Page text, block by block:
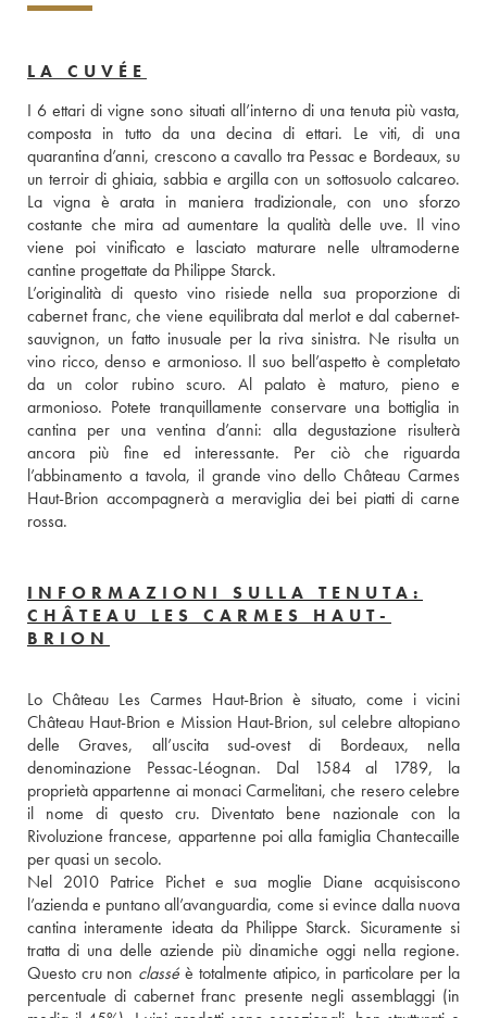
LA CUVÉE
I 6 ettari di vigne sono situati all’interno di una tenuta più vasta,
composta in tutto da una decina di ettari. Le viti, di una
quarantina d’anni, crescono a cavallo tra Pessac e Bordeaux, su
un terroir di ghiaia, sabbia e argilla con un sottosuolo calcareo.
La vigna è arata in maniera tradizionale, con uno sforzo
costante che mira ad aumentare la qualità delle uve. Il vino
viene poi vinificato e lasciato maturare nelle ultramoderne
cantine progettate da Philippe Starck.
L’originalità di questo vino risiede nella sua proporzione di
cabernet franc, che viene equilibrata dal merlot e dal cabernet-
sauvignon, un fatto inusuale per la riva sinistra. Ne risulta un
vino ricco, denso e armonioso. Il suo bell’aspetto è completato
da un color rubino scuro. Al palato è maturo, pieno e
armonioso. Potete tranquillamente conservare una bottiglia in
cantina per una ventina d’anni: alla degustazione risulterà
ancora più fine ed interessante. Per ciò che riguarda
l’abbinamento a tavola, il grande vino dello Château Carmes
Haut-Brion accompagnerà a meraviglia dei bei piatti di carne
rossa.
INFORMAZIONI SULLA TENUTA:
CHÂTEAU LES CARMES HAUT-
BRION
Lo Château Les Carmes Haut-Brion è situato, come i vicini
Château Haut-Brion e Mission Haut-Brion, sul celebre altopiano
delle Graves, all’uscita sud-ovest di Bordeaux, nella
denominazione Pessac-Léognan. Dal 1584 al 1789, la
proprietà appartenne ai monaci Carmelitani, che resero celebre
il nome di questo cru. Diventato bene nazionale con la
Rivoluzione francese, appartenne poi alla famiglia Chantecaille
per quasi un secolo.
Nel 2010 Patrice Pichet e sua moglie Diane acquisiscono
l’azienda e puntano all’avanguardia, come si evince dalla nuova
cantina interamente ideata da Philippe Starck. Sicuramente si
tratta di una delle aziende più dinamiche oggi nella regione.
Questo cru non classé è totalmente atipico, in particolare per la
percentuale di cabernet franc presente negli assemblaggi (in